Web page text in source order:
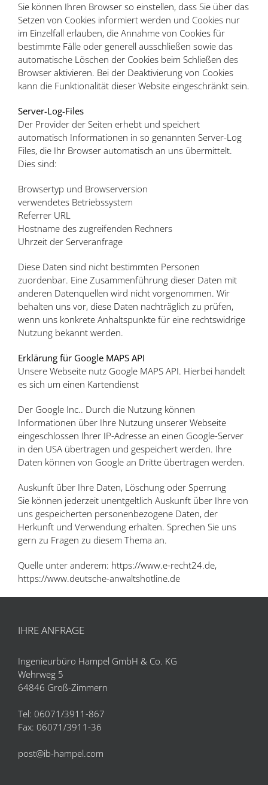
Sie können Ihren Browser so einstellen, dass Sie über das
Setzen von Cookies informiert werden und Cookies nur
im Einzelfall erlauben, die Annahme von Cookies für
bestimmte Fälle oder generell ausschließen sowie das
automatische Löschen der Cookies beim Schließen des
Browser aktivieren. Bei der Deaktivierung von Cookies
kann die Funktionalität dieser Website eingeschränkt sein.
Server-Log-Files
Der Provider der Seiten erhebt und speichert
automatisch Informationen in so genannten Server-Log
Files, die Ihr Browser automatisch an uns übermittelt.
Dies sind:
Browsertyp und Browserversion
verwendetes Betriebssystem
Referrer URL
Hostname des zugreifenden Rechners
Uhrzeit der Serveranfrage
Diese Daten sind nicht bestimmten Personen
zuordenbar. Eine Zusammenführung dieser Daten mit
anderen Datenquellen wird nicht vorgenommen. Wir
behalten uns vor, diese Daten nachträglich zu prüfen,
wenn uns konkrete Anhaltspunkte für eine rechtswidrige
Nutzung bekannt werden.
Erklärung für Google MAPS API
Unsere Webseite nutz Google MAPS API. Hierbei handelt
es sich um einen Kartendienst
Der Google Inc.. Durch die Nutzung können
Informationen über Ihre Nutzung unserer Webseite
eingeschlossen Ihrer IP-Adresse an einen Google-Server
in den USA übertragen und gespeichert werden. Ihre
Daten können von Google an Dritte übertragen werden.
Auskunft über Ihre Daten, Löschung oder Sperrung
Sie können jederzeit unentgeltlich Auskunft über Ihre von
uns gespeicherten personenbezogene Daten, der
Herkunft und Verwendung erhalten. Sprechen Sie uns
gern zu Fragen zu diesem Thema an.
Quelle unter anderem: https://www.e-recht24.de,
https://www.deutsche-anwaltshotline.de
IHRE ANFRAGE
Ingenieurbüro Hampel GmbH & Co. KG
Wehrweg 5
64846 Groß-Zimmern
Tel: 06071/3911-867
Fax: 06071/3911-36
post@ib-hampel.com